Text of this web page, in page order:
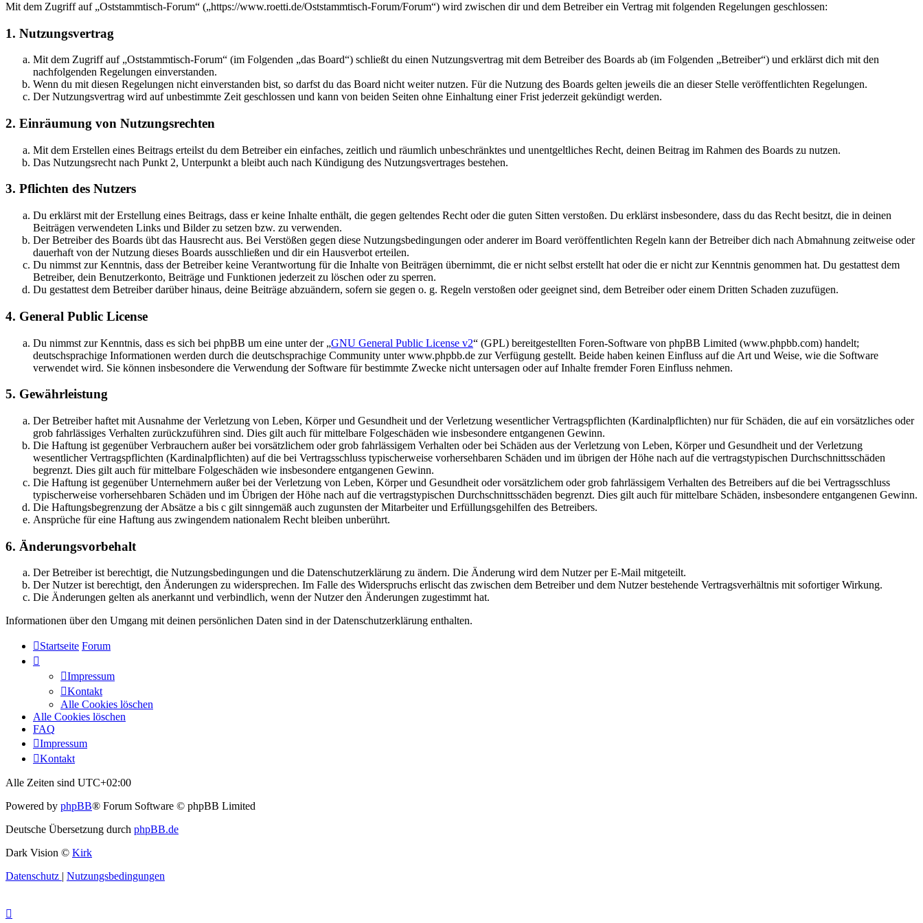
Mit dem Zugriff auf „Oststammtisch-Forum“ („https://www.roetti.de/Oststammtisch-Forum/Forum“) wird zwischen dir und dem Betreiber ein Vertrag mit folgenden Regelungen geschlossen:
1. Nutzungsvertrag
Mit dem Zugriff auf „Oststammtisch-Forum“ (im Folgenden „das Board“) schließt du einen Nutzungsvertrag mit dem Betreiber des Boards ab (im Folgenden „Betreiber“) und erklärst dich mit den
nachfolgenden Regelungen einverstanden.
Wenn du mit diesen Regelungen nicht einverstanden bist, so darfst du das Board nicht weiter nutzen. Für die Nutzung des Boards gelten jeweils die an dieser Stelle veröffentlichten Regelungen.
Der Nutzungsvertrag wird auf unbestimmte Zeit geschlossen und kann von beiden Seiten ohne Einhaltung einer Frist jederzeit gekündigt werden.
2. Einräumung von Nutzungsrechten
Mit dem Erstellen eines Beitrags erteilst du dem Betreiber ein einfaches, zeitlich und räumlich unbeschränktes und unentgeltliches Recht, deinen Beitrag im Rahmen des Boards zu nutzen.
Das Nutzungsrecht nach Punkt 2, Unterpunkt a bleibt auch nach Kündigung des Nutzungsvertrages bestehen.
3. Pflichten des Nutzers
Du erklärst mit der Erstellung eines Beitrags, dass er keine Inhalte enthält, die gegen geltendes Recht oder die guten Sitten verstoßen. Du erklärst insbesondere, dass du das Recht besitzt, die in deinen
Beiträgen verwendeten Links und Bilder zu setzen bzw. zu verwenden.
Der Betreiber des Boards übt das Hausrecht aus. Bei Verstößen gegen diese Nutzungsbedingungen oder anderer im Board veröffentlichten Regeln kann der Betreiber dich nach Abmahnung zeitweise oder
dauerhaft von der Nutzung dieses Boards ausschließen und dir ein Hausverbot erteilen.
Du nimmst zur Kenntnis, dass der Betreiber keine Verantwortung für die Inhalte von Beiträgen übernimmt, die er nicht selbst erstellt hat oder die er nicht zur Kenntnis genommen hat. Du gestattest dem
Betreiber, dein Benutzerkonto, Beiträge und Funktionen jederzeit zu löschen oder zu sperren.
Du gestattest dem Betreiber darüber hinaus, deine Beiträge abzuändern, sofern sie gegen o. g. Regeln verstoßen oder geeignet sind, dem Betreiber oder einem Dritten Schaden zuzufügen.
4. General Public License
Du nimmst zur Kenntnis, dass es sich bei phpBB um eine unter der „GNU General Public License v2“ (GPL) bereitgestellten Foren-Software von phpBB Limited (www.phpbb.com) handelt;
deutschsprachige Informationen werden durch die deutschsprachige Community unter www.phpbb.de zur Verfügung gestellt. Beide haben keinen Einfluss auf die Art und Weise, wie die Software
verwendet wird. Sie können insbesondere die Verwendung der Software für bestimmte Zwecke nicht untersagen oder auf Inhalte fremder Foren Einfluss nehmen.
5. Gewährleistung
Der Betreiber haftet mit Ausnahme der Verletzung von Leben, Körper und Gesundheit und der Verletzung wesentlicher Vertragspflichten (Kardinalpflichten) nur für Schäden, die auf ein vorsätzliches oder
grob fahrlässiges Verhalten zurückzuführen sind. Dies gilt auch für mittelbare Folgeschäden wie insbesondere entgangenen Gewinn.
Die Haftung ist gegenüber Verbrauchern außer bei vorsätzlichem oder grob fahrlässigem Verhalten oder bei Schäden aus der Verletzung von Leben, Körper und Gesundheit und der Verletzung
wesentlicher Vertragspflichten (Kardinalpflichten) auf die bei Vertragsschluss typischerweise vorhersehbaren Schäden und im übrigen der Höhe nach auf die vertragstypischen Durchschnittsschäden
begrenzt. Dies gilt auch für mittelbare Folgeschäden wie insbesondere entgangenen Gewinn.
Die Haftung ist gegenüber Unternehmern außer bei der Verletzung von Leben, Körper und Gesundheit oder vorsätzlichem oder grob fahrlässigem Verhalten des Betreibers auf die bei Vertragsschluss
typischerweise vorhersehbaren Schäden und im Übrigen der Höhe nach auf die vertragstypischen Durchschnittsschäden begrenzt. Dies gilt auch für mittelbare Schäden, insbesondere entgangenen Gewinn.
Die Haftungsbegrenzung der Absätze a bis c gilt sinngemäß auch zugunsten der Mitarbeiter und Erfüllungsgehilfen des Betreibers.
Ansprüche für eine Haftung aus zwingendem nationalem Recht bleiben unberührt.
6. Änderungsvorbehalt
Der Betreiber ist berechtigt, die Nutzungsbedingungen und die Datenschutzerklärung zu ändern. Die Änderung wird dem Nutzer per E-Mail mitgeteilt.
Der Nutzer ist berechtigt, den Änderungen zu widersprechen. Im Falle des Widerspruchs erlischt das zwischen dem Betreiber und dem Nutzer bestehende Vertragsverhältnis mit sofortiger Wirkung.
Die Änderungen gelten als anerkannt und verbindlich, wenn der Nutzer den Änderungen zugestimmt hat.
Informationen über den Umgang mit deinen persönlichen Daten sind in der Datenschutzerklärung enthalten.
Startseite Forum
Impressum
Kontakt
Alle Cookies löschen
Alle Cookies löschen
FAQ
Impressum
Kontakt
Alle Zeiten sind UTC+02:00
Powered by phpBB® Forum Software © phpBB Limited
Deutsche Übersetzung durch phpBB.de
Dark Vision © Kirk
Datenschutz | Nutzungsbedingungen